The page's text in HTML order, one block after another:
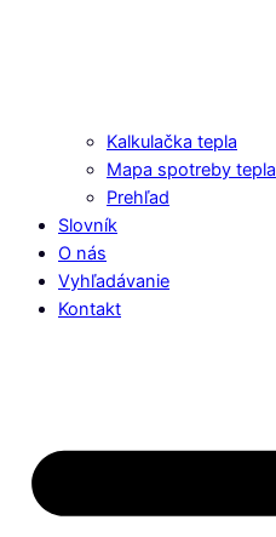
Kalkulačka tepla
Mapa spotreby tepla
Prehľad
Slovník
O nás
Vyhľadávanie
Kontakt